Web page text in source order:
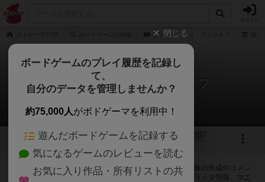
グレート・チリ・クックオフ
グレート・チリ・クックオフ
0件の掲示板
1
ログインするとグレート・チリ・クックオフに関する掲示板の作成やコメン
トの書き込みが出来るようになります。ルールの疑問やエラッタ情報、マニ
閉じる
ボードゲームのプレイ履歴を記録し
て、
自分のデータを管理しませんか？
約75,000人がボドゲーマを利用中！
遊んだボードゲームを記録する
気になるゲームのレビューを読む
お気に入り作品・所有リストの共